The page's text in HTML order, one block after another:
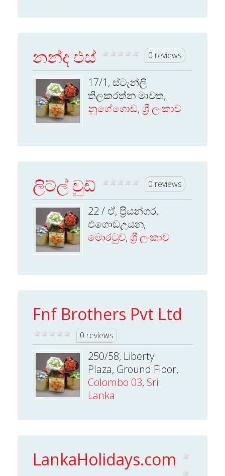
නන්ද එස් 0 reviews
17/1, ස්ටැන්ලි
තිලකරත්න මාවත,
නුගේගොඩ, ශ්‍රී ලංකාව
ලිට්ල් වුඩ් 0 reviews
22 / ඒ, ප්‍රියන්ගර,
එගොඩඋයන,
මොරටුව, ශ්‍රී ලංකාව
Fnf Brothers Pvt Ltd
0 reviews
250/58, Liberty
Plaza, Ground Floor,
Colombo 03, Sri
Lanka
LankaHolidays.com